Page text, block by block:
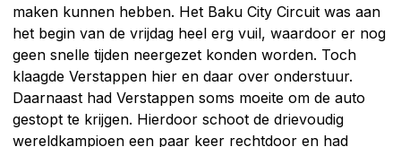
maken kunnen hebben. Het Baku City Circuit was aan
het begin van de vrijdag heel erg vuil, waardoor er nog
geen snelle tijden neergezet konden worden. Toch
klaagde Verstappen hier en daar over onderstuur.
Daarnaast had Verstappen soms moeite om de auto
gestopt te krijgen. Hierdoor schoot de drievoudig
wereldkampioen een paar keer rechtdoor en had